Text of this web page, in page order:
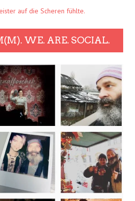
auf die Scheren fühlte.
WE. ARE. SOCIAL.